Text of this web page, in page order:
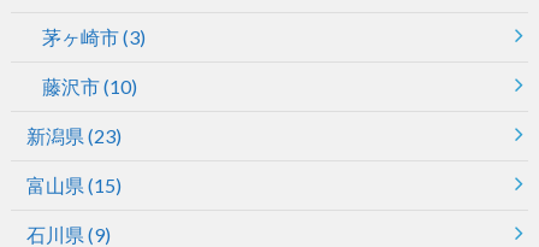
茅ヶ崎市(3)
藤沢市(10)
新潟県 (23)
富山県 (15)
石川県 (9)